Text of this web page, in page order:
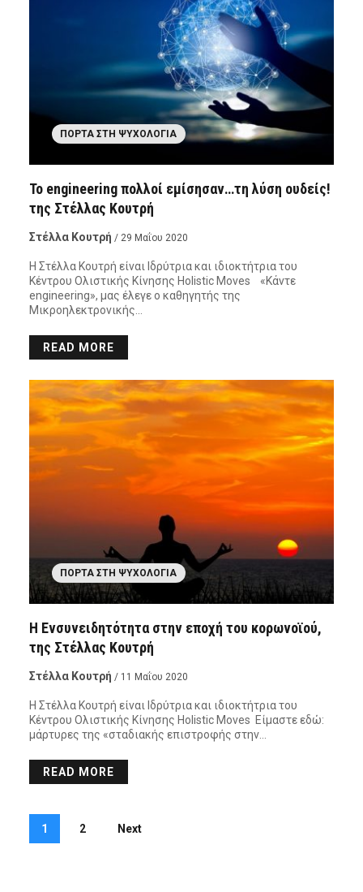
ΠΌΡΤΑ ΣΤΗ ΨΥΧΟΛΟΓΊΑ
Το engineering πολλοί εμίσησαν…τη λύση ουδείς!
της Στέλλας Κουτρή
Στέλλα Κουτρή / 29 Μαΐου 2020
Η Στέλλα Κουτρή είναι Ιδρύτρια και ιδιοκτήτρια του
Κέντρου Ολιστικής Κίνησης Holistic Moves «Κάντε
engineering», μας έλεγε ο καθηγητής της
Μικροηλεκτρονικής…
READ MORE
ΠΌΡΤΑ ΣΤΗ ΨΥΧΟΛΟΓΊΑ
Η Ενσυνειδητότητα στην εποχή του κορωνοϊού,
της Στέλλας Κουτρή
Στέλλα Κουτρή / 11 Μαΐου 2020
Η Στέλλα Κουτρή είναι Ιδρύτρια και ιδιοκτήτρια του
Κέντρου Ολιστικής Κίνησης Holistic Moves Eίμαστε εδώ:
μάρτυρες της «σταδιακής επιστροφής στην…
READ MORE
1 2 Next